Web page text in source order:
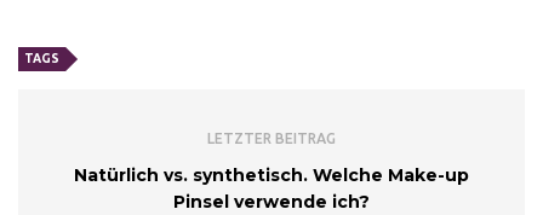
TAGS
LETZTER BEITRAG
Natürlich vs. synthetisch. Welche Make-up
Pinsel verwende ich?